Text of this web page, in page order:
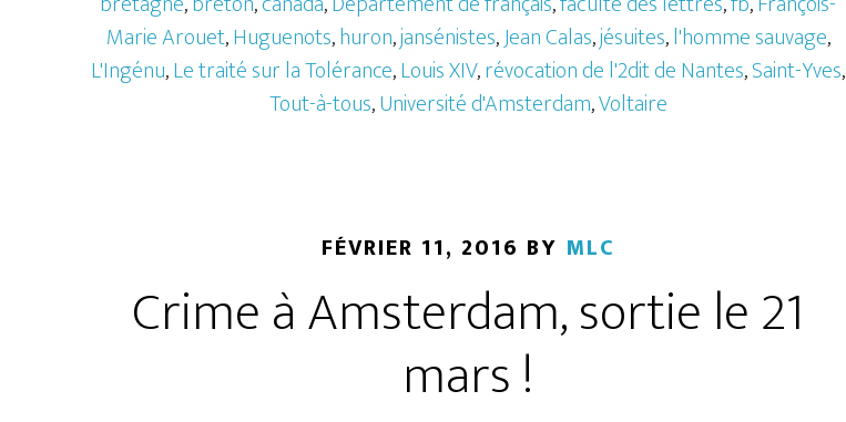
Marie Arouet,Huguenots,huron,jansénistes,Jean Calas,jésuites,l'homme sauvage,
L'Ingénu,Le traité sur la Tolérance,Louis XIV,révocation de l'2dit de Nantes,Saint-Yves,
Tout-à-tous,Université d'Amsterdam,Voltaire
FÉVRIER 11, 2016 BY MLC
Crime à Amsterdam, sortie le 21
mars !